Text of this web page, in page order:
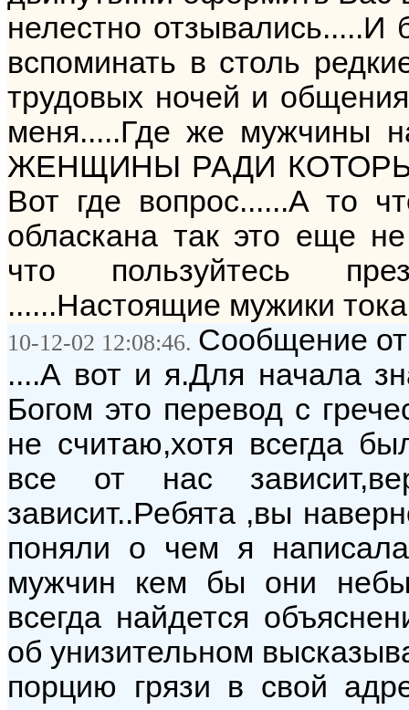
нелестно
вспоминать в столь
трудовых ночей и
меня.....Где же мужчины
ЖЕНЩИНЫ РАДИ
Вот где вопрос......А то
обласкана так это еще
что пользуйтесь
......Настоящие мужики
10-12-02 12:08:46. Сообщение
....А вот и я.Для начала
Богом это перевод с
не считаю,хотя всегда
все от нас
зависит..Ребята ,вы
поняли о чем я
мужчин кем бы они
всегда найдется
об унизительном
порцию грязи в свой